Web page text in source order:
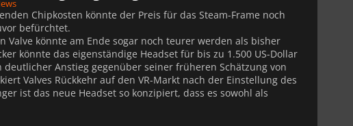
Chipkosten könnte der Preis für das Steam-Frame noch
befürchtet.
Valve könnte am Ende sogar noch teurer werden als bisher
könnte das eigenständige Headset für bis zu 1.500 US-Dollar
deutlicher Anstieg gegenüber seiner früheren Schätzung von
Valves Rückkehr auf den VR-Markt nach der Einstellung des
ist das neue Headset so konzipiert, dass es sowohl als